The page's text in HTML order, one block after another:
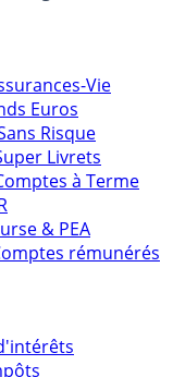
de gestion, CGP, etc.
Vie
Euros
Risque
Livrets
à Terme
& PEA
rémunérés